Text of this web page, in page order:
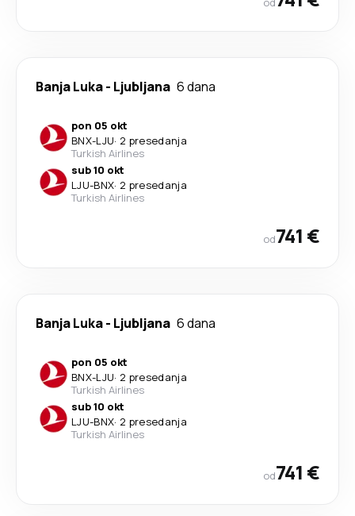
Banja Luka- Ljubljana 6 dana
pon 05 okt
BNX-LJU· 2 presedanja
Turkish Airlines
sub 10 okt
LJU-BNX· 2 presedanja
Turkish Airlines
od741 €
Banja Luka- Ljubljana 6 dana
pon 05 okt
BNX-LJU· 2 presedanja
Turkish Airlines
sub 10 okt
LJU-BNX· 2 presedanja
Turkish Airlines
od741 €